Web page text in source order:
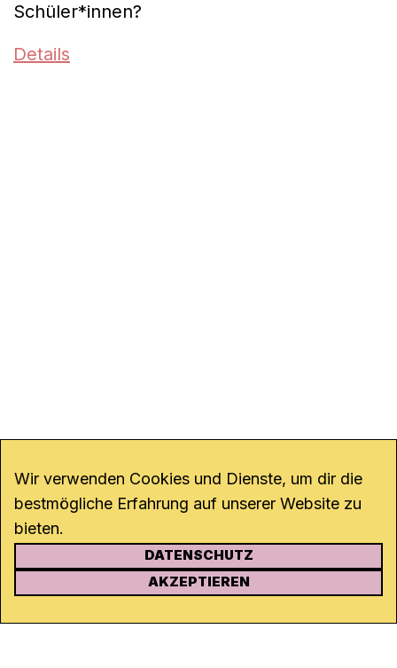
Schüler*innen?
Details
KONTAKT
Rohrerstrasse 20
Wir verwenden Cookies und Dienste, um dir die
bestmögliche Erfahrung auf unserer Website zu
bieten.
DATENSCHUTZ
AKZEPTIEREN